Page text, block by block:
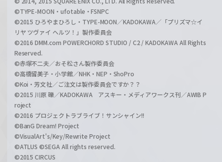
©TYPE-MOON・ufotable・FSNPC
©2015 ひろやまひろし・TYPE-MOON／KADOKAWA／「プリズマ☆イ
リヤ ツヴァイ ヘルツ！」製作委員会
©2016 DMM.com POWERCHORD STUDIO / C2 / KADOKAWA All Rights
Reserved.
©赤塚不二夫／おそ松さん製作委員会
©高橋留美子・小学館／NHK・NEP・ShoPro
©Koi・芳文社／ご注文は製作委員会ですか？？
©2015 川原 礫／KADOKAWA アスキー・メディアワークス刊／AWIB P
roject
©2016 プロジェクトラブライブ！サンシャイン!!
©BanG Dream! Project
©VisualArt's/Key/Rewrite Project
©ATLUS ©SEGA All rights reserved.
©2015 CIRCUS